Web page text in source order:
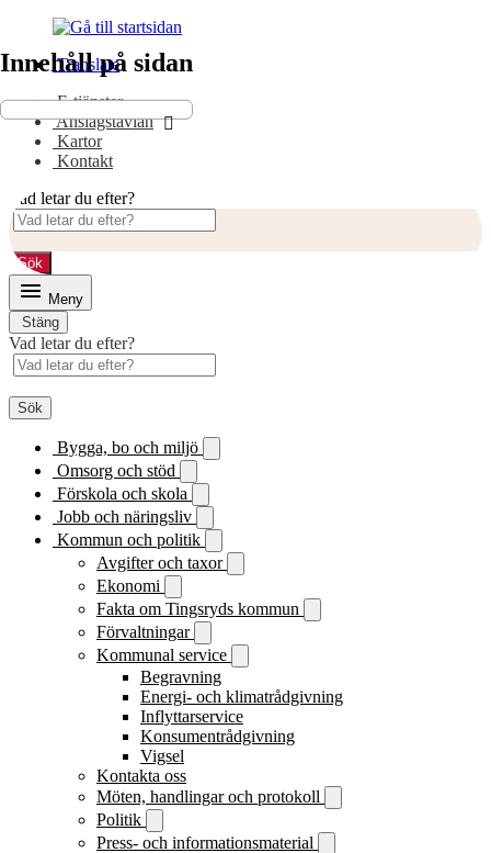
innehåll
huvudmenyTranslate
E-tjänster
Anslagstavlan
Kartor
Kontakt
Vad letar du efter?
Sök
Meny
Stäng
Vad letar du efter?
Sök
Bygga, bo och miljö
Omsorg och stöd
Förskola och skola
Jobb och näringsliv
Kommun och politik
Avgifter och taxor
Ekonomi
Fakta om Tingsryds kommun
Förvaltningar
Kommunal service
Begravning
Energi- och klimatrådgivning
Inflyttarservice
Konsumentrådgivning
Vigsel
Kontakta oss
Möten, handlingar och protokoll
Politik
Press- och informationsmaterial
Innehåll på sidan